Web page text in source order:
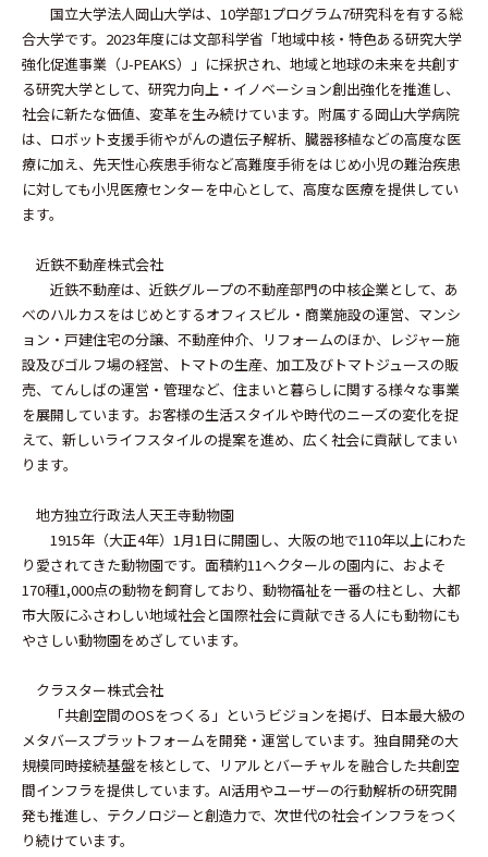
国立大学法人岡山大学は、10学部1プログラム7研究科を有する総
合大学です。2023年度には文部科学省「地域中核・特色ある研究大学
強化促進事業（J-PEAKS）」に採択され、地域と地球の未来を共創す
る研究大学として、研究力向上・イノベーション創出強化を推進し、
社会に新たな価値、変革を生み続けています。附属する岡山大学病院
は、ロボット支援手術やがんの遺伝子解析、臓器移植などの高度な医
療に加え、先天性心疾患手術など高難度手術をはじめ小児の難治疾患
に対しても小児医療センターを中心として、高度な医療を提供してい
ます。
近鉄不動産株式会社
近鉄不動産は、近鉄グループの不動産部門の中核企業として、あ
べのハルカスをはじめとするオフィスビル・商業施設の運営、マンシ
ョン・戸建住宅の分譲、不動産仲介、リフォームのほか、レジャー施
設及びゴルフ場の経営、トマトの生産、加工及びトマトジュースの販
売、てんしばの運営・管理など、住まいと暮らしに関する様々な事業
を展開しています。お客様の生活スタイルや時代のニーズの変化を捉
えて、新しいライフスタイルの提案を進め、広く社会に貢献してまい
ります。
地方独立行政法人天王寺動物園
1915年（大正4年）1月1日に開園し、大阪の地で110年以上にわた
り愛されてきた動物園です。面積約11ヘクタールの園内に、およそ
170種1,000点の動物を飼育しており、動物福祉を一番の柱とし、大都
市大阪にふさわしい地域社会と国際社会に貢献できる人にも動物にも
やさしい動物園をめざしています。
クラスター株式会社
「共創空間のOSをつくる」というビジョンを掲げ、日本最大級の
メタバースプラットフォームを開発・運営しています。独自開発の大
規模同時接続基盤を核として、リアルとバーチャルを融合した共創空
間インフラを提供しています。AI活用やユーザーの行動解析の研究開
発も推進し、テクノロジーと創造力で、次世代の社会インフラをつく
り続けています。